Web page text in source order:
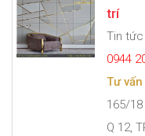
trí
Tin tức
0944
Tư
165/18
Q 12,